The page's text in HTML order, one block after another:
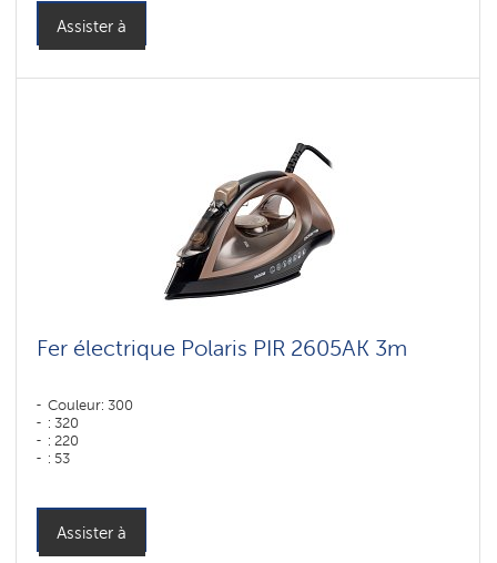
Assister à
Fer électrique Polaris PIR 2605AK 3m
Couleur: 300
: 320
: 220
: 53
Assister à